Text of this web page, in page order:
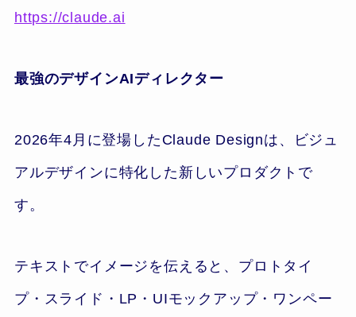
https://claude.ai
最強のデザインAIディレクター
2026年4月に登場したClaude Designは、ビジュ
アルデザインに特化した新しいプロダクトで
す。
テキストでイメージを伝えると、プロトタイ
プ・スライド・LP・UIモックアップ・ワンペー